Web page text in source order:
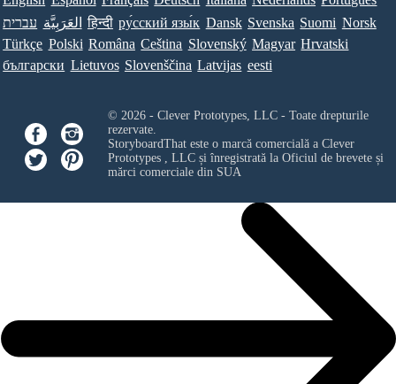
עברית العَرَبِيَّة हिन्दी ру́сский язы́к Dansk Svenska Suomi Norsk
Türkçe Polski Româna Ceština Slovenský Magyar Hrvatski
български Lietuvos Slovenščina Latvijas eesti
© 2026 - Clever Prototypes, LLC - Toate drepturile
rezervate.
StoryboardThat este o marcă comercială a Clever
Prototypes , LLCși înregistrată la Oficiul de brevete și
mărci comerciale din SUA